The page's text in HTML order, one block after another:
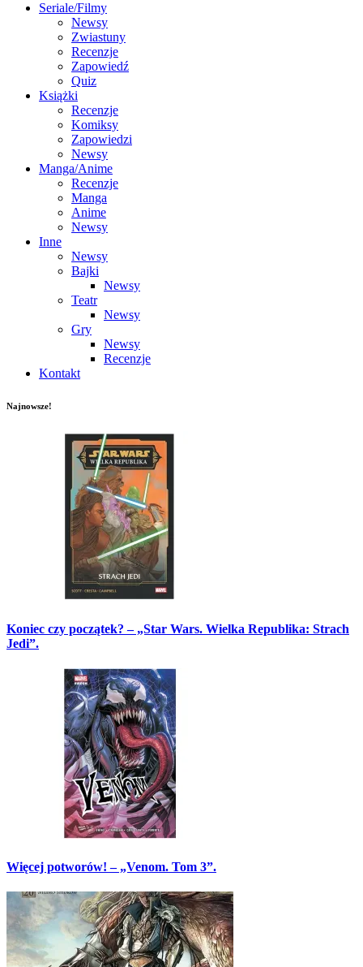
Seriale/Filmy
Newsy
Zwiastuny
Recenzje
Zapowiedź
Quiz
Książki
Recenzje
Komiksy
Zapowiedzi
Newsy
Manga/Anime
Recenzje
Manga
Anime
Newsy
Inne
Newsy
Bajki
Newsy
Teatr
Newsy
Gry
Newsy
Recenzje
Kontakt
Najnowsze!
Koniec czy początek? – „Star Wars. Wielka Republika: Strach
Jedi”.
Więcej potworów! – „Venom. Tom 3”.